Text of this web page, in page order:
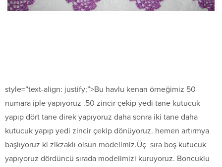
style=”text-align: justify;”>Bu havlu kenarı örneğimiz 50
numara iple yapıyoruz .50 zincir çekip yedi tane kutucuk
yapıp dört tane direk yapıyoruz daha sonra iki tane daha
kutucuk yapıp yedi zincir çekip dönüyoruz. hemen artırmya
başlıyoruz ki zikzaklı olsun modelimiz.Üç sıra boş kutucuk
yapıyoruz dördüncü sırada modelimizi kuruyoruz. Boncuklu